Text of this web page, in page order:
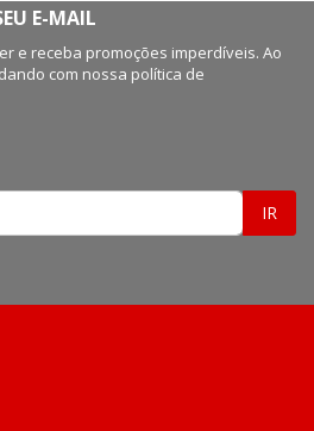
E-MAIL
e receba promoções imperdíveis. Ao
com nossa política de
IR